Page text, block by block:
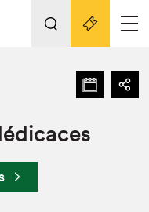
Nos activités